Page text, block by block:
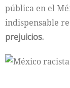
pública en el
indispensable
prejuicios.